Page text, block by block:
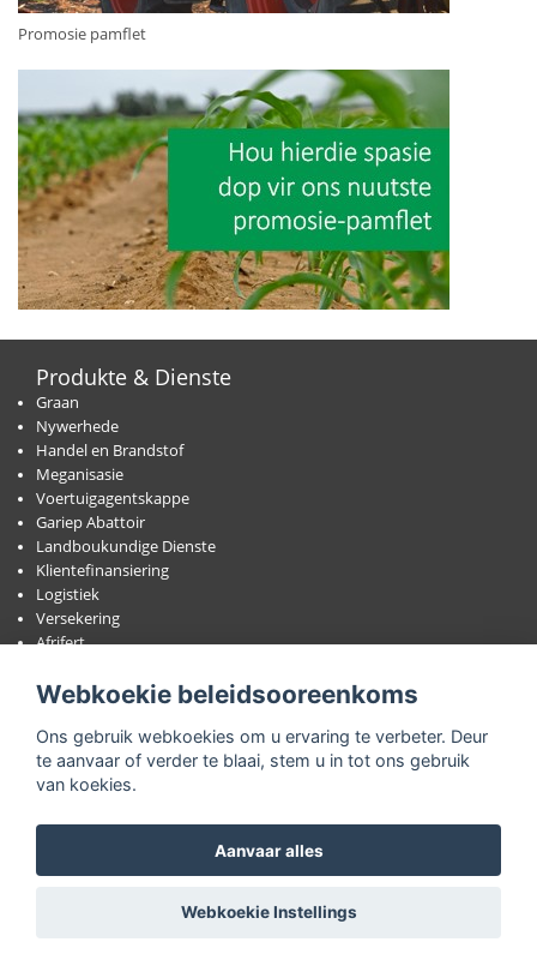
Promosie pamflet
Produkte & Dienste
Graan
Nywerhede
Handel en Brandstof
Meganisasie
Voertuigagentskappe
Gariep Abattoir
Landboukundige Dienste
Klientefinansiering
Logistiek
Versekering
Afrifert
Bokhaar
Veilings
Lede Portaal
Nuus
Webkoekie beleidsooreenkoms
Ons gebruik webkoekies om u ervaring te verbeter. Deur
te aanvaar of verder te blaai, stem u in tot ons gebruik
van koekies.
Aanvaar alles
Webkoekie Instellings